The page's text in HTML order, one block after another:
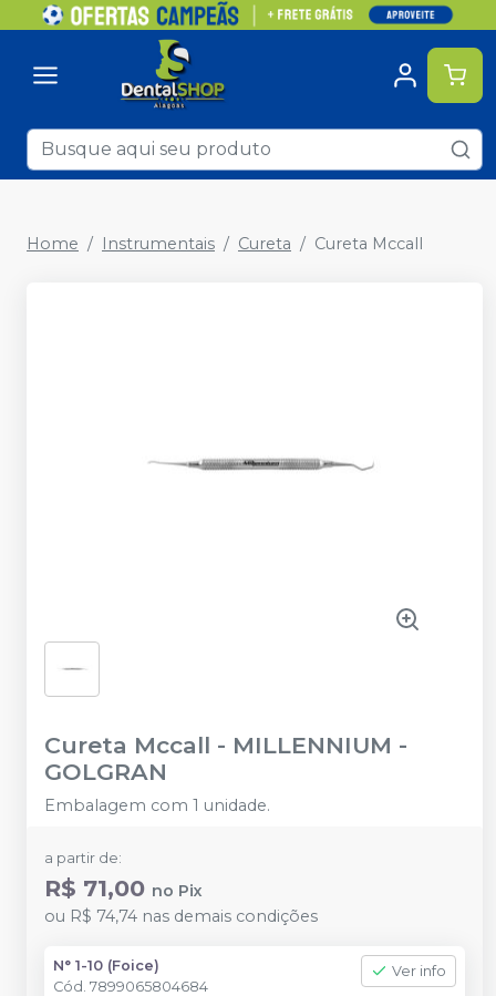
Home Instrumentais Cureta Cureta Mccall
Cureta Mccall - MILLENNIUM -
GOLGRAN
Embalagem com 1 unidade.
a partir de:
R$ 71,00 no Pix
ou R$ 74,74 nas demais condições
N° 1-10 (Foice)
Cód. 7899065804684
Ver info